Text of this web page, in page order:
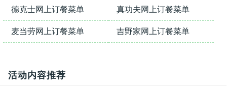
德克士网上订餐菜单 真功夫网上订餐菜单
麦当劳网上订餐菜单 吉野家网上订餐菜单
活动内容推荐